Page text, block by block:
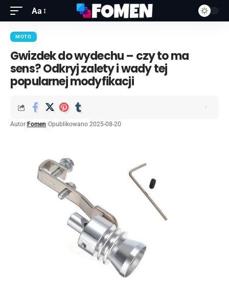
Aa
MOTO
Gwizdek do wydechu – czy to ma
sens? Odkryj zalety i wady tej
popularnej modyfikacji
Autor: Fomen Opublikowano 2025-08-20